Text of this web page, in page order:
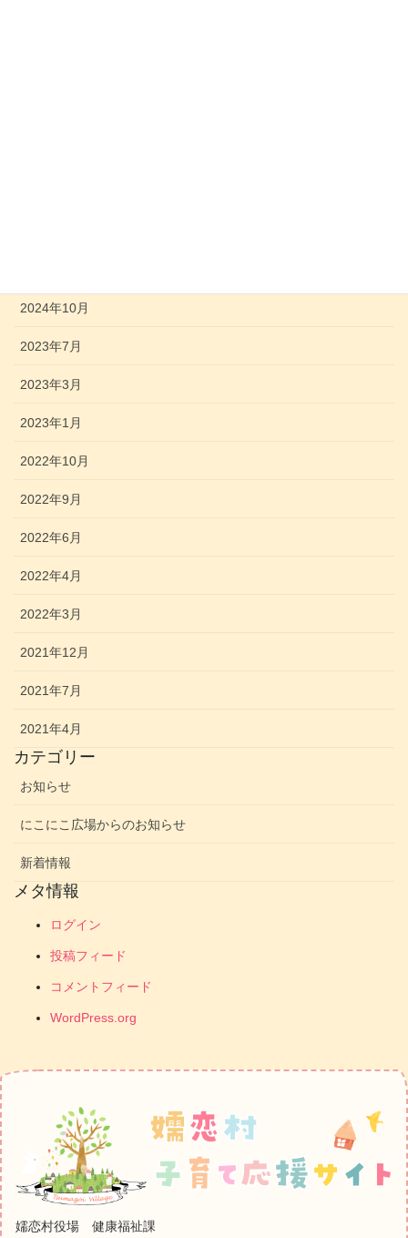
2024年10月
2023年7月
2023年3月
2023年1月
2022年10月
2022年9月
2022年6月
2022年4月
2022年3月
2021年12月
2021年7月
2021年4月
カテゴリー
お知らせ
にこにこ広場からのお知らせ
新着情報
メタ情報
ログイン
投稿フィード
コメントフィード
WordPress.org
嬬恋村役場 健康福祉課